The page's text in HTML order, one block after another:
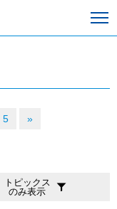
5 »
トピックス
のみ表示